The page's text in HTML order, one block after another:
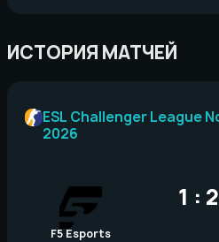
ИСТОРИЯ МАТЧЕЙ
F5 Esports
1 : 2
ESL Challenger League North America Cup #4
2026